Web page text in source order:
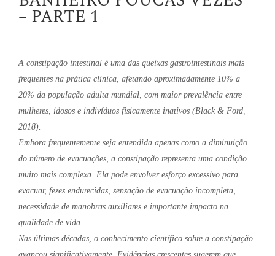
– PARTE 1
A constipação intestinal é uma das queixas gastrointestinais mais
frequentes na prática clínica, afetando aproximadamente 10% a
20% da população adulta mundial, com maior prevalência entre
mulheres, idosos e indivíduos fisicamente inativos (Black & Ford,
2018).
Embora frequentemente seja entendida apenas como a diminuição
do número de evacuações, a constipação representa uma condição
muito mais complexa. Ela pode envolver esforço excessivo para
evacuar, fezes endurecidas, sensação de evacuação incompleta,
necessidade de manobras auxiliares e importante impacto na
qualidade de vida.
Nas últimas décadas, o conhecimento científico sobre a constipação